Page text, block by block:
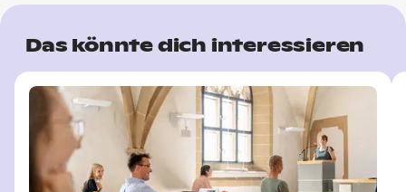
Das könnte dich interessieren